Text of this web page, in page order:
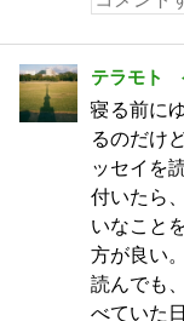
テラモト
寝る前に
るのだけ
ッセイを
付いたら
いなこと
方が良い
読んでも
べていた